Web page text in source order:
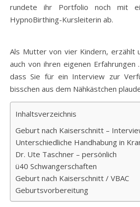
rundete ihr Portfolio noch mit
HypnoBirthing-Kursleiterin ab.
Als Mutter von vier Kindern, erzählt
auch von ihren eigenen
dass Sie für ein Interview zur
bisschen aus dem Nähkästchen
Inhaltsverzeichnis
Geburt nach Kaiserschnitt –
Unterschiedliche Handhabung in
Dr. Ute Taschner – persönlich
ü40 Schwangerschaften
Geburt nach Kaiserschnitt / VBAC
Geburtsvorbereitung